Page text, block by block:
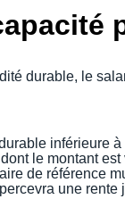
durable, le
inférieure
le montant
de référence
une rente